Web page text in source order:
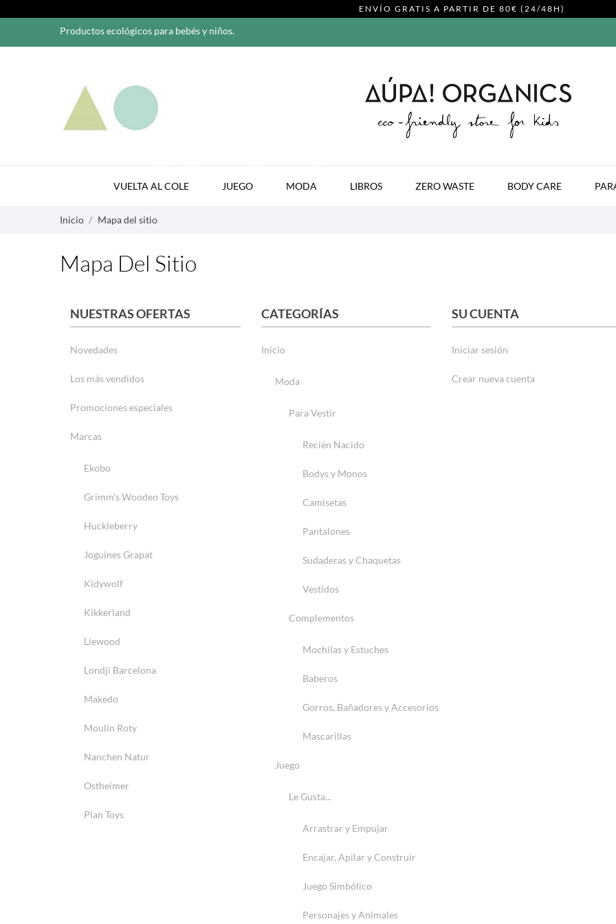
ENVÍO GRATIS A PARTIR DE 80€ (24/48H)
Productos ecológicos para bebés y niños.
VUELTA AL COLE JUEGO MODA LIBROS ZERO WASTE BODY CARE
Inicio Mapa del sitio
Mapa Del Sitio
NUESTRAS OFERTAS
Novedades
Los más vendidos
Promociones especiales
Marcas
Ekobo
Grimm's Wooden Toys
Huckleberry
Joguines Grapat
Kidywolf
Kikkerland
Liewood
Londji Barcelona
Makedo
Moulin Roty
Nanchen Natur
Ostheimer
Plan Toys
CATEGORÍAS
Inicio
Moda
Para Vestir
Recién Nacido
Bodys y Monos
Camisetas
Pantalones
Sudaderas y Chaquetas
Vestidos
Complementos
Mochilas y Estuches
Baberos
Gorros, Bañadores y Accesorios
Mascarillas
Juego
Le Gusta...
Arrastrar y Empujar
Encajar, Apilar y Construir
Juego Simbólico
Personajes y Animales
SU CUENTA
Iniciar sesión
Crear nueva cuenta